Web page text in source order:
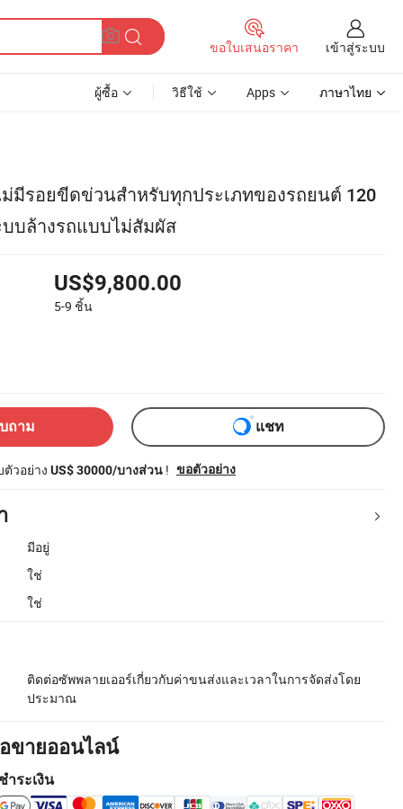
ขอใบเสนอราคา เข้าสู่ระบบ
ผู้ซื้อ วิธีใช้ Apps ภาษาไทย
ม่มีรอยขีดข่วนสำหรับทุกประเภทของรถยนต์ 120
บล้างรถแบบไม่สัมผัส
US$9,800.00
5-9 ชิ้น
ถาม แชท
วอย่าง US$ 30000/บางส่วน ! ขอตัวอย่าง
มีอยู่
ใช่
ใช่
ติดต่อซัพพลายเออร์เกี่ยวกับค่าขนส่งและเวลาในการจัดส่งโดย
ประมาณ
ขายออนไลน์
ำระเงิน